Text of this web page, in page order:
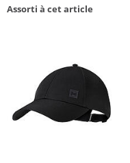
Assorti à cet article